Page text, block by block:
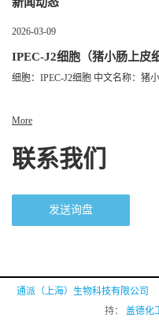
新闻动态
2026-03-09
IPEC-J2细胞（猪小肠上皮
细胞：IPEC-J2细胞 中文名称：猪
More
联系我们
发送询盘
通派（上海）生物科技有限公司
持： 盖德化